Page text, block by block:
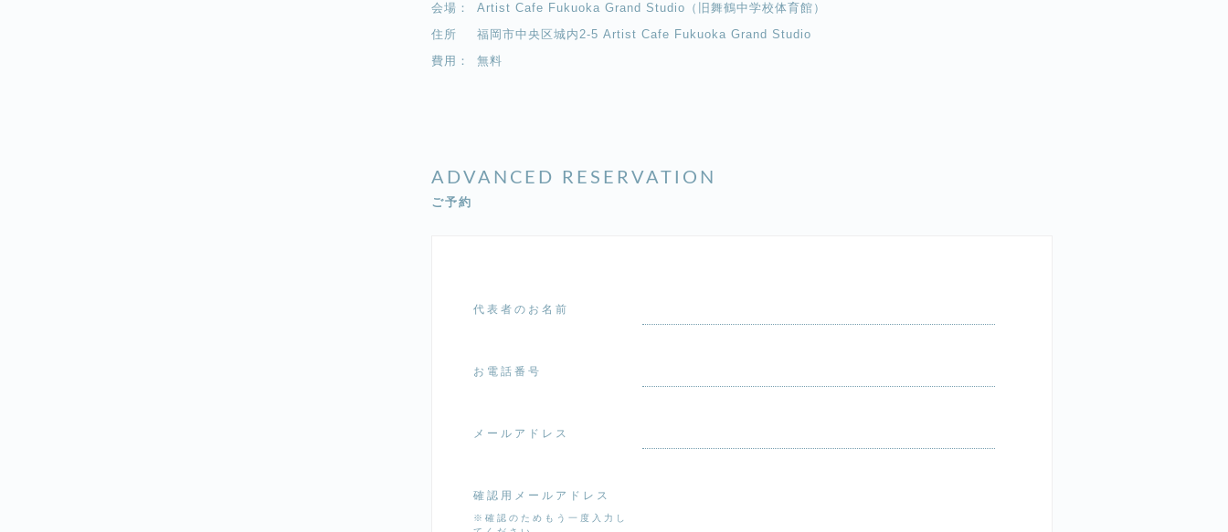
会場：
Artist Cafe Fukuoka Grand Studio（旧舞鶴中学校体育館）
住所
福岡市中央区城内2-5 Artist Cafe Fukuoka Grand Studio
費用：
無料
ADVANCED RESERVATION
ご予約
代表者のお名前
お電話番号
メールアドレス
確認用メールアドレス
※確認のためもう一度入力し